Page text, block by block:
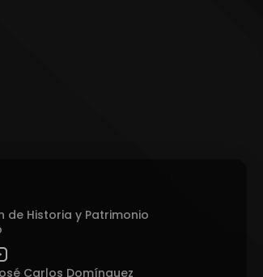
de Historia y Patrimonio
Carlos Domínguez